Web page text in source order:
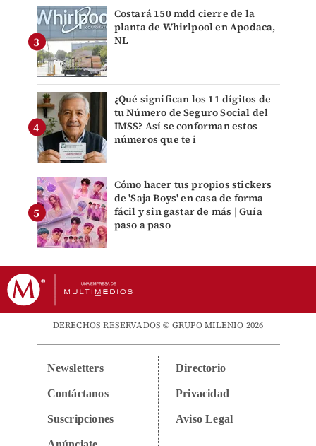
Costará 150 mdd cierre de la
planta de Whirlpool en Apodaca,
NL
¿Qué significan los 11 dígitos de
tu Número de Seguro Social del
IMSS? Así se conforman estos
números que te i
Cómo hacer tus propios stickers
de 'Saja Boys' en casa de forma
fácil y sin gastar de más | Guía
paso a paso
DERECHOS RESERVADOS © GRUPO MILENIO 2026
Newsletters
Contáctanos
Suscripciones
Directorio
Privacidad
Aviso Legal